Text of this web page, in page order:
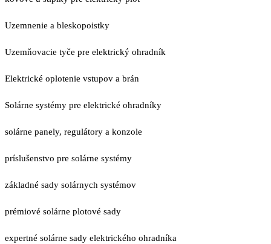
Uzemnenie a bleskopoistky
Uzemňovacie tyče pre elektrický ohradník
Elektrické oplotenie vstupov a brán
Solárne systémy pre elektrické ohradníky
solárne panely, regulátory a konzole
príslušenstvo pre solárne systémy
základné sady solárnych systémov
prémiové solárne plotové sady
expertné solárne sady elektrického ohradníka